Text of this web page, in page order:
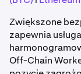
Zwiększone
zapewnia
Off-Chain